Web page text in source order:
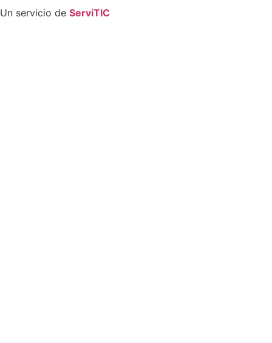
Un servicio de ServiTIC